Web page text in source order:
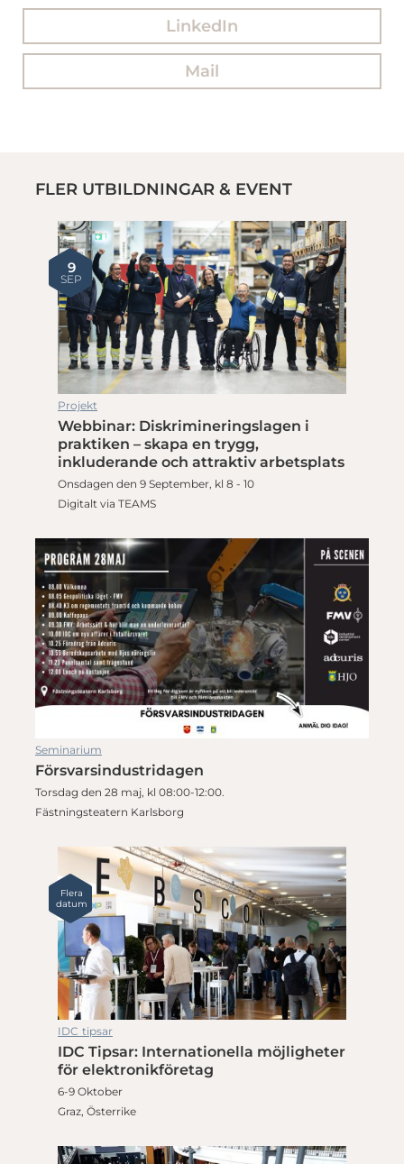
LinkedIn
Mail
FLER UTBILDNINGAR & EVENT
9
SEP
Projekt
Webbinar: Diskrimineringslagen i
praktiken – skapa en trygg,
inkluderande och attraktiv arbetsplats
Onsdagen den 9 September, kl 8 - 10
Digitalt via TEAMS
Seminarium
Försvarsindustridagen
Torsdag den 28 maj, kl 08:00-12:00.
Fästningsteatern Karlsborg
Flera
datum
IDC tipsar
IDC Tipsar: Internationella möjligheter
för elektronikföretag
6-9 Oktober
Graz, Österrike